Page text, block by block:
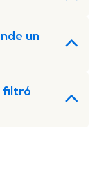
un
filtró